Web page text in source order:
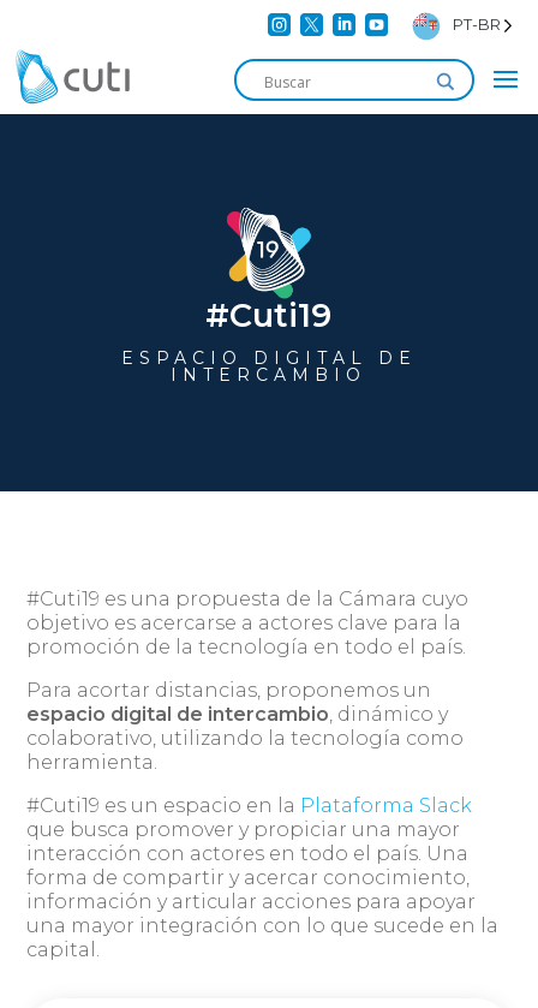
    PT-BR
#Cuti19
ESPACIO DIGITAL DE
INTERCAMBIO
#Cuti19 es una propuesta de la Cámara cuyo
objetivo es acercarse a actores clave para la
promoción de la tecnología en todo el país.
Para acortar distancias, proponemos un
espacio digital de intercambio, dinámico y
colaborativo, utilizando la tecnología como
herramienta.
#Cuti19 es un espacio en la Plataforma Slack
que busca promover y propiciar una mayor
interacción con actores en todo el país. Una
forma de compartir y acercar conocimiento,
información y articular acciones para apoyar
una mayor integración con lo que sucede en la
capital.